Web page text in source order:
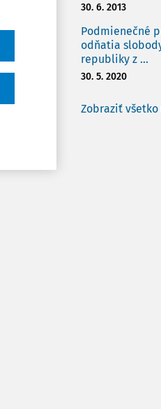
30. 6. 2013
Podmienečné
odňatia
republiky z ...
30. 5. 2020
Zobraziť všetko